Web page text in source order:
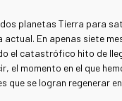
planetas Tierra para
actual. En apenas siete
el catastrófico hito de
el momento en el que
que se logran regenerar